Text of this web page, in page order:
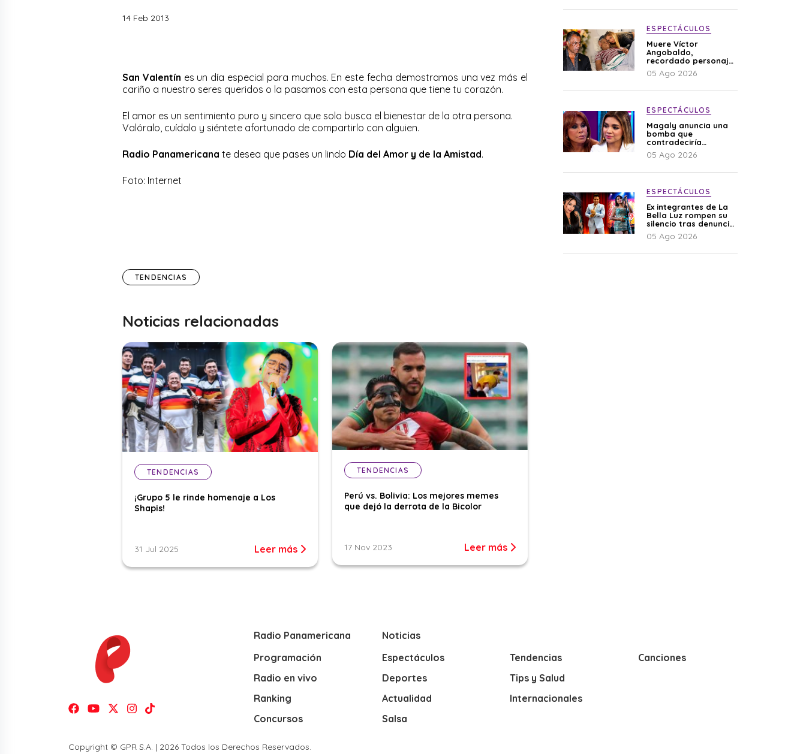
14 Feb 2013
San Valentín es un día especial para muchos. En este fecha demostramos una vez más el
cariño a nuestro seres queridos o la pasamos con esta persona que tiene tu corazón.
El amor es un sentimiento puro y sincero que solo busca el bienestar de la otra persona.
Valóralo, cuídalo y siéntete afortunado de compartirlo con alguien.
Radio Panamericana te desea que pases un lindo Día del Amor y de la Amistad.
Foto: Internet
TENDENCIAS
Noticias relacionadas
TENDENCIAS
¡Grupo 5 le rinde homenaje a Los
Shapis!
31 Jul 2025 Leer más
TENDENCIAS
Perú vs. Bolivia: Los mejores memes
que dejó la derrota de la Bicolor
17 Nov 2023 Leer más
ESPECTÁCULOS
Muere Víctor
Angobaldo,
recordado personaje
de la farándula y
expareja de Shirley
05 Ago 2026
ESPECTÁCULOS
Magaly anuncia una
bomba que
contradeciría
comunicado de La
Bella Luz: “Hay un
05 Ago 2026
ESPECTÁCULOS
Ex integrantes de La
Bella Luz rompen su
silencio tras denuncia
de Naldy: “Todo el
mundo lo sabía”
05 Ago 2026
Radio Panamericana
Programación
Radio en vivo
Ranking
Concursos
Noticias
Espectáculos
Deportes
Actualidad
Salsa
Tendencias
Tips y Salud
Internacionales
Canciones
Copyright © GPR S.A. | 2026 Todos los Derechos Reservados.